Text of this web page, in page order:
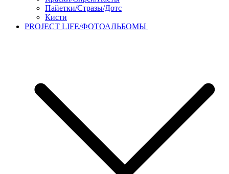
Пайетки/Стразы/Дотс
Кисти
PROJECT LIFE/ФОТОАЛЬБОМЫ